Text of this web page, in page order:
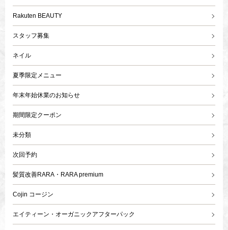
Rakuten BEAUTY
スタッフ募集
ネイル
夏季限定メニュー
年末年始休業のお知らせ
期間限定クーポン
未分類
次回予約
髪質改善RARA・RARA premium
Cojin コージン
エイティーン・オーガニックアフターパック